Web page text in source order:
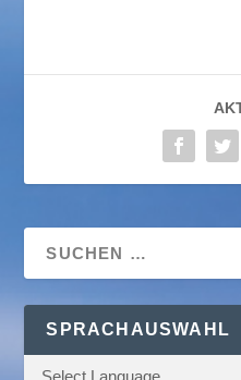
SPRACHAUSWAHL